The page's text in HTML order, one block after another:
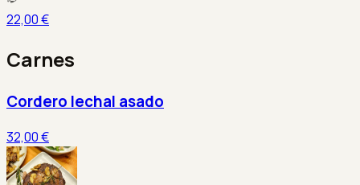
22,00 €
Carnes
Cordero lechal asado
32,00 €